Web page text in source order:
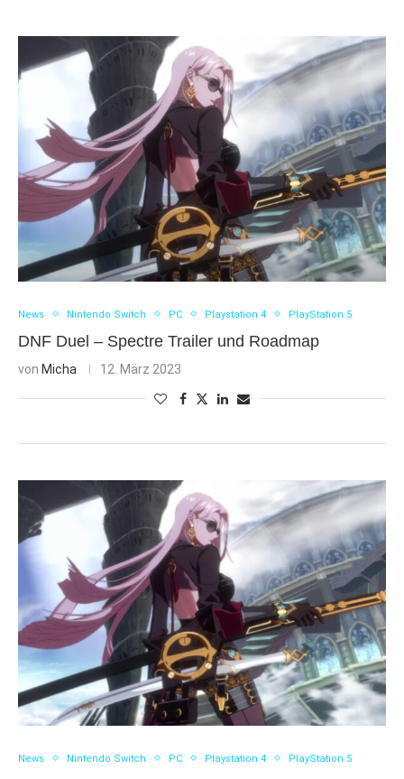
News Nintendo Switch PC Playstation 4 PlayStation 5
DNF Duel – Spectre Trailer und Roadmap
von Micha 12. März 2023
News Nintendo Switch PC Playstation 4 PlayStation 5